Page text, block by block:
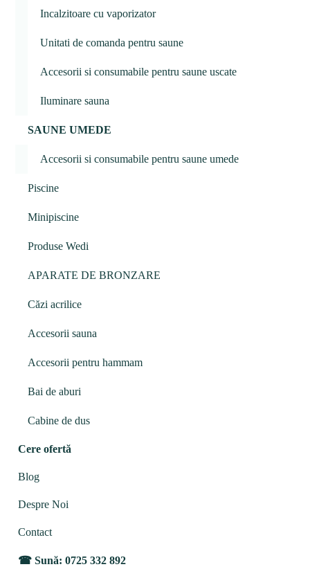
Incalzitoare cu vaporizator
Unitati de comanda pentru saune
Accesorii si consumabile pentru saune uscate
Iluminare sauna
SAUNE UMEDE
Accesorii si consumabile pentru saune umede
Piscine
Minipiscine
Produse Wedi
APARATE DE BRONZARE
Căzi acrilice
Accesorii sauna
Accesorii pentru hammam
Bai de aburi
Cabine de dus
Cere ofertă
Blog
Despre Noi
Contact
Sună: 0725 332 892